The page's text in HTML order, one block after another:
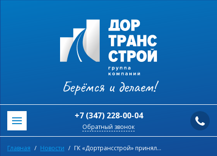
Берёмся и делаем!
+7 (347) 228-00-04
Обратный звонок
Главная Новости ГК «Дортрансстрой» принял участие на выставке-форуме «Транспорт Урала 2021»